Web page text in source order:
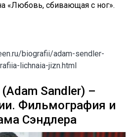
«Любовь, сбивающая с ног».
biografii/adam-sendler-
lichnaia-jizn.html
Sandler) –
Фильмография и
Сэндлера